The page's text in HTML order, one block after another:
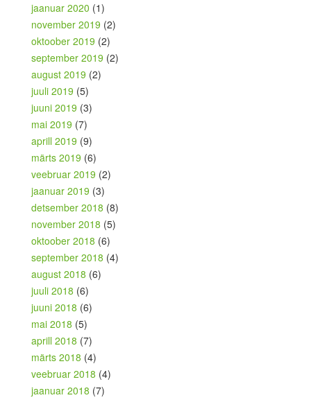
jaanuar 2020 (1)
november 2019 (2)
oktoober 2019 (2)
september 2019 (2)
august 2019 (2)
juuli 2019 (5)
juuni 2019 (3)
mai 2019 (7)
aprill 2019 (9)
märts 2019 (6)
veebruar 2019 (2)
jaanuar 2019 (3)
detsember 2018 (8)
november 2018 (5)
oktoober 2018 (6)
september 2018 (4)
august 2018 (6)
juuli 2018 (6)
juuni 2018 (6)
mai 2018 (5)
aprill 2018 (7)
märts 2018 (4)
veebruar 2018 (4)
jaanuar 2018 (7)